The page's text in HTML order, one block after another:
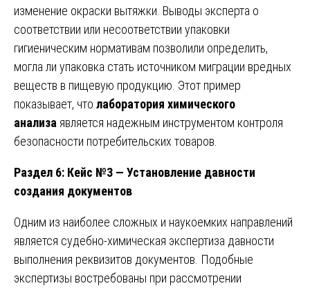
изменение окраски вытяжки. Выводы эксперта о
соответствии или несоответствии упаковки
гигиеническим нормативам позволили определить,
могла ли упаковка стать источником миграции вредных
веществ в пищевую продукцию. Этот пример
показывает, что лаборатория химического
анализа является надежным инструментом контроля
безопасности потребительских товаров.
Раздел 6: Кейс №3 — Установление давности
создания документов
Одним из наиболее сложных и наукоемких направлений
является судебно-химическая экспертиза давности
выполнения реквизитов документов. Подобные
экспертизы востребованы при рассмотрении